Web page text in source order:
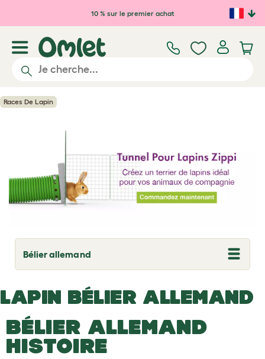
Passer au contenu principal
10 % sur le premier achat
Races De Lapin
Bélier allemand
T
o
l
e
d
o
p
d
LAPIN BÉLIER ALLEMAND
BÉLIER ALLEMAND
HISTOIRE